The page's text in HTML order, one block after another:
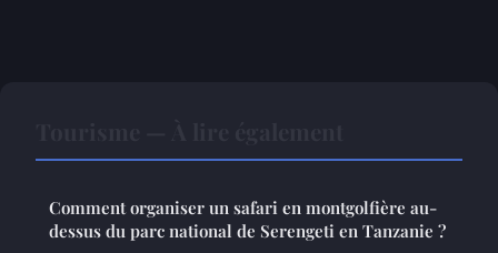
Comment organiser un safari en montgolfière au-
dessus du parc national de Serengeti en Tanzanie ?